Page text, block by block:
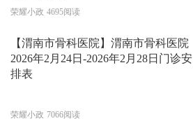
荣耀小政 4695阅读
【渭南市骨科医院】渭南市骨科医院
2026年2月24日-2026年2月28日门诊安
排表
荣耀小政 7066阅读